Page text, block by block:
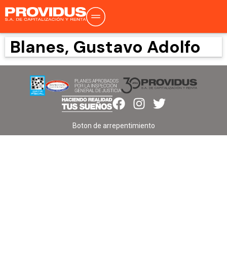
Blanes, Gustavo Adolfo
Boton de arrepentimiento